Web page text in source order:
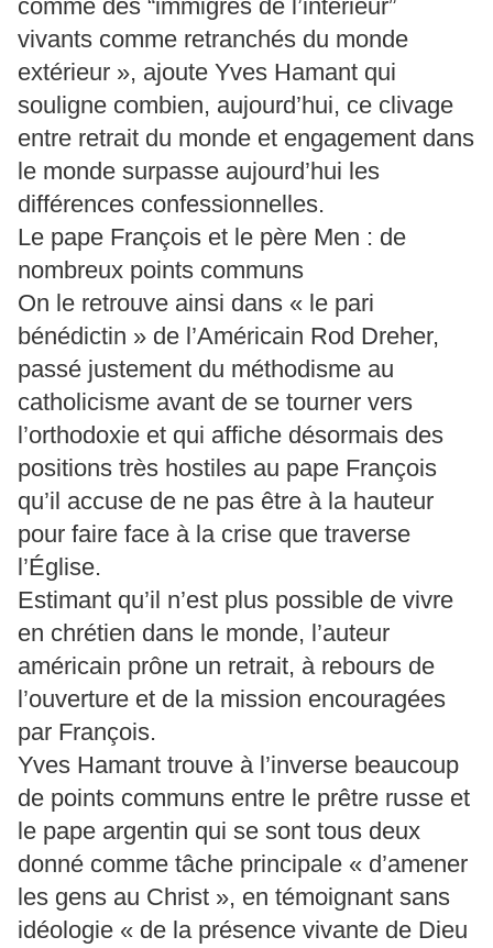
comme des “immigrés de l’intérieur”
vivants comme retranchés du monde
extérieur », ajoute Yves Hamant qui
souligne combien, aujourd’hui, ce clivage
entre retrait du monde et engagement dans
le monde surpasse aujourd’hui les
différences confessionnelles.
Le pape François et le père Men : de
nombreux points communs
On le retrouve ainsi dans « le pari
bénédictin » de l’Américain Rod Dreher,
passé justement du méthodisme au
catholicisme avant de se tourner vers
l’orthodoxie et qui affiche désormais des
positions très hostiles au pape François
qu’il accuse de ne pas être à la hauteur
pour faire face à la crise que traverse
l’Église.
Estimant qu’il n’est plus possible de vivre
en chrétien dans le monde, l’auteur
américain prône un retrait, à rebours de
l’ouverture et de la mission encouragées
par François.
Yves Hamant trouve à l’inverse beaucoup
de points communs entre le prêtre russe et
le pape argentin qui se sont tous deux
donné comme tâche principale « d’amener
les gens au Christ », en témoignant sans
idéologie « de la présence vivante de Dieu